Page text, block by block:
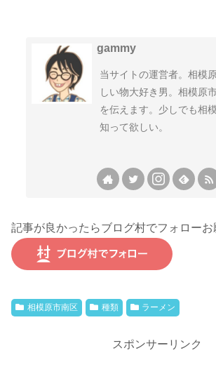
gammy
当サイトの運営者。相模
しい物大好き男。相模原
を伝えます。少しでも相
知って欲しい。
記事が良かったらブログ村でフォローお
相模原市南区 種類 ラーメン
スポンサーリンク